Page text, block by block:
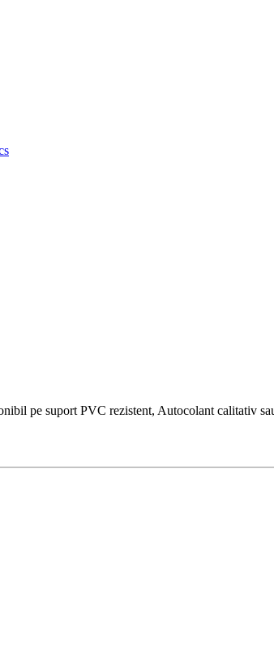
pe suport PVC rezistent, Autocolant calitativ